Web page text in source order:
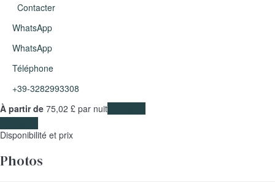
Contacter
WhatsApp
WhatsApp
Téléphone
+39-3282993308
À partir de 75,02 £ par nuit
Disponibilité et prix
Photos